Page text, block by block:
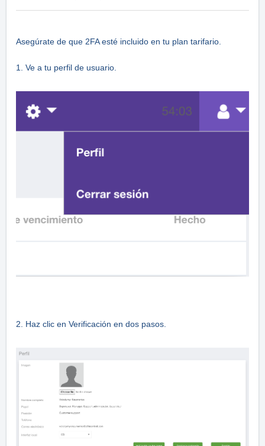
Asegúrate de que 2FA esté incluido en tu plan tarifario.
1. Ve a tu perfil de usuario.
2. Haz clic en Verificación en dos pasos.